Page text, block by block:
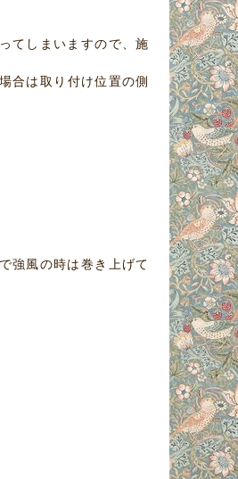
てしまいますので、施
合は取り付け位置の側
強風の時は巻き上げて